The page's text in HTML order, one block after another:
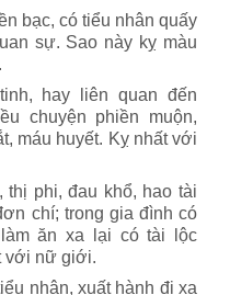
bạc, có tiểu nhân quấy
sự. Sao này kỵ màu
hay liên quan đến
chuyện phiền muộn,
máu huyết. Kỵ nhất với
thị phi, đau khổ, hao tài
chí; trong gia đình có
ăn xa lại có tài lộc
với nữ giới.
nhân, xuất hành đi xa